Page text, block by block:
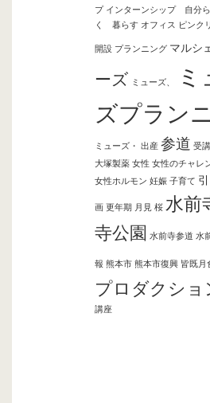
プ インターンシップ 自分
く 暮らす オフィス ピンク
開設 プランニング マルシ
ーズ ミューズ、
ミ
ズプラン
ミューズ・ 出産 参道 受
大塚製薬 女性 女性のチャレ
女性ホルモン 妊娠 子育て
画 更年期 月見 桜 水前
寺公園 水前寺参道 水
報 熊本市 熊本市復興 皆既月
プロダクショ
講座